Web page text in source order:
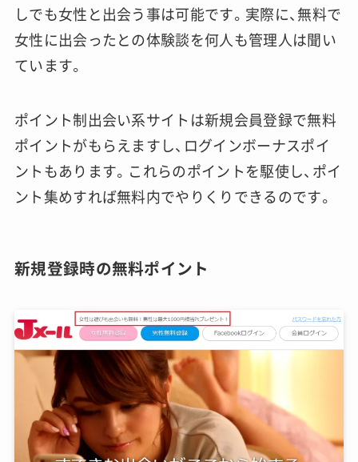
しでも女性と出会う事は可能です。実際に、無料で
女性に出会ったとの体験談を何人も管理人は聞い
ています。
ポイント制出会い系サイトは新規会員登録で無料
ポイントがもらえますし、ログインボーナスポイ
ントもあります。これらのポイントを駆使し、ポイ
ント集めすれば無料内でやりくりできるのです。
新規登録時の無料ポイント